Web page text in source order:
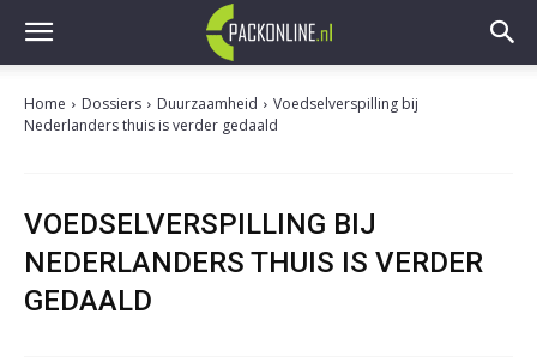
Home Dossiers Duurzaamheid
Voedselverspilling bij
Nederlanders thuis is verder gedaald
VOEDSELVERSPILLING BIJ
NEDERLANDERS THUIS IS VERDER
GEDAALD